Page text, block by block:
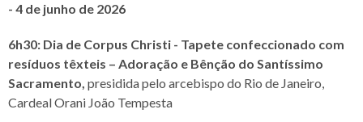
- 4 de junho de 2026
6h30: Dia de Corpus Christi - Tapete confeccionado com
resíduos têxteis – Adoração e Bênção do Santíssimo
Sacramento, presidida pelo arcebispo do Rio de Janeiro,
Cardeal Orani João Tempesta